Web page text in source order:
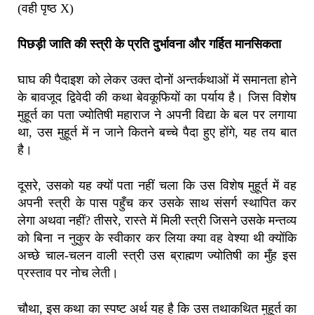
(वही पृष्ठ X)
पिछड़ी जाति की स्त्री के प्रति दुर्भावना और गर्हित मानसिकता
घाघ की पैदाइश को लेकर उक्त दोनों अन्तर्कथाओं में समानता होने
के बावजूद द्विवेदी की कथा बेवकूफियों का पर्याय है। जिस विशेष
मुहूर्त का पता ज्योतिषी महाराज ने अपनी विद्या के बल पर लगाया
था, उस मुहूर्त में न जाने कितने बच्चे पैदा हुए होंगे, यह तय बात
है।
दूसरे, उसको यह क्यों पता नहीं चला कि उस विशेष मुहूर्त में वह
अपनी स्त्री के पास पहुँच कर उसके साथ संसर्ग स्थापित कर
लेगा अथवा नहीं? तीसरे, रास्ते में मिली स्त्री जिसने उसके मन्तव्य
को बिना न नुकुर के स्वीकार कर लिया क्या वह वेश्या थी क्योंकि
अच्छे चाल-चलन वाली स्त्री उस ब्राह्मण ज्योतिषी का मुँह इस
प्रस्ताव पर नोच लेती।
चौथा, इस कथा का स्पष्ट अर्थ यह है कि उस तथाकथित मुहूर्त का